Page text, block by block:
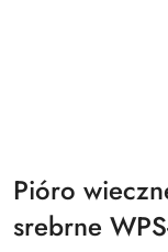
Pióro
srebrne